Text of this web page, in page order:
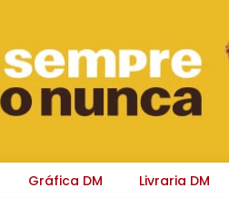
Gráfica DM Livraria DM